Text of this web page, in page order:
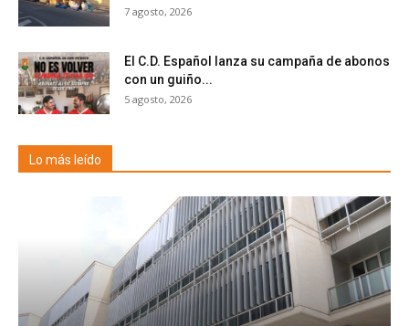
7 agosto, 2026
El C.D. Español lanza su campaña de abonos
con un guiño...
5 agosto, 2026
Lo más leído